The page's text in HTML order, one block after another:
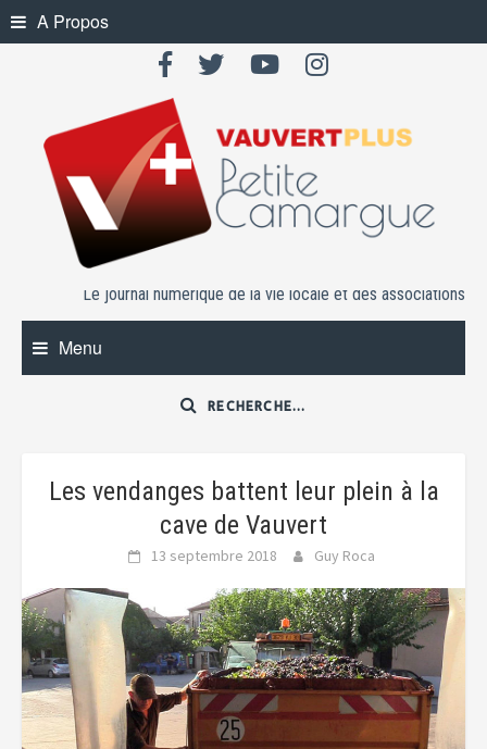
Skip
to
A Propos
Le journal numérique de la vie locale et des associations
Menu
Les vendanges battent leur plein à la
cave de Vauvert
13 septembre 2018 Guy Roca